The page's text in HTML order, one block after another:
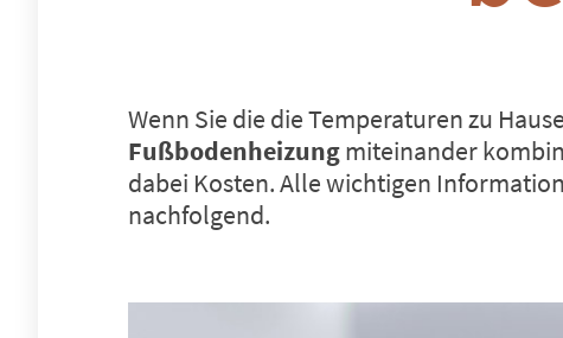
Wenn Sie die die Temperaturen zu
Fußbodenheizungmiteinander
dabei Kosten. Alle wichtigen
nachfolgend.